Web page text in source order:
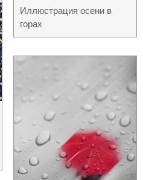
Иллюстрация осени в
горах